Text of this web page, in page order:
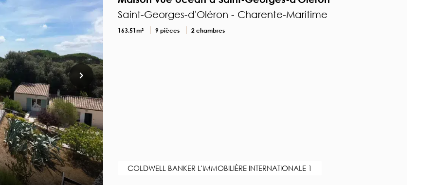
Saint-Georges-d'Oléron - Charente-Maritime
163.51m² 9 pièces 2 chambres
COLDWELL BANKER L'IMMOBILIÈRE INTERNATIONALE 1